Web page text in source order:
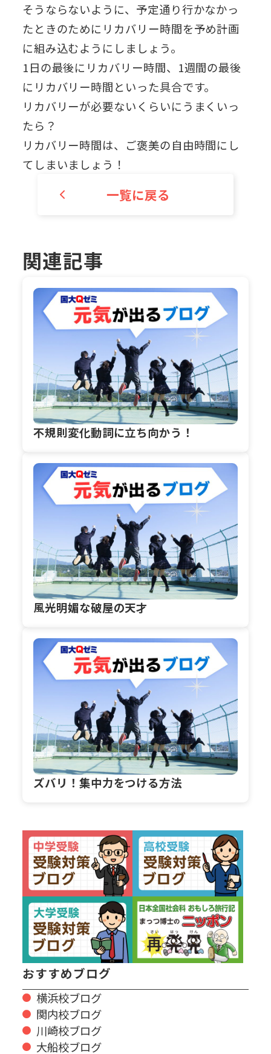
そうならないように、予定通り行かなかっ
たときのためにリカバリー時間を予め計画
に組み込むようにしましょう。
1日の最後にリカバリー時間、1週間の最後
にリカバリー時間といった具合です。
リカバリーが必要ないくらいにうまくいっ
たら？
リカバリー時間は、ご褒美の自由時間にし
てしまいましょう！
一覧に戻る
関連記事
不規則変化動詞に立ち向かう！
風光明媚な破屋の天才
ズバリ！集中力をつける方法
おすすめブログ
横浜校ブログ
関内校ブログ
川崎校ブログ
大船校ブログ